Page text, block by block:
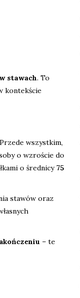
stawach. To
kontekście
wszystkim,
o wzroście do
o średnicy 75
stawów oraz
– te